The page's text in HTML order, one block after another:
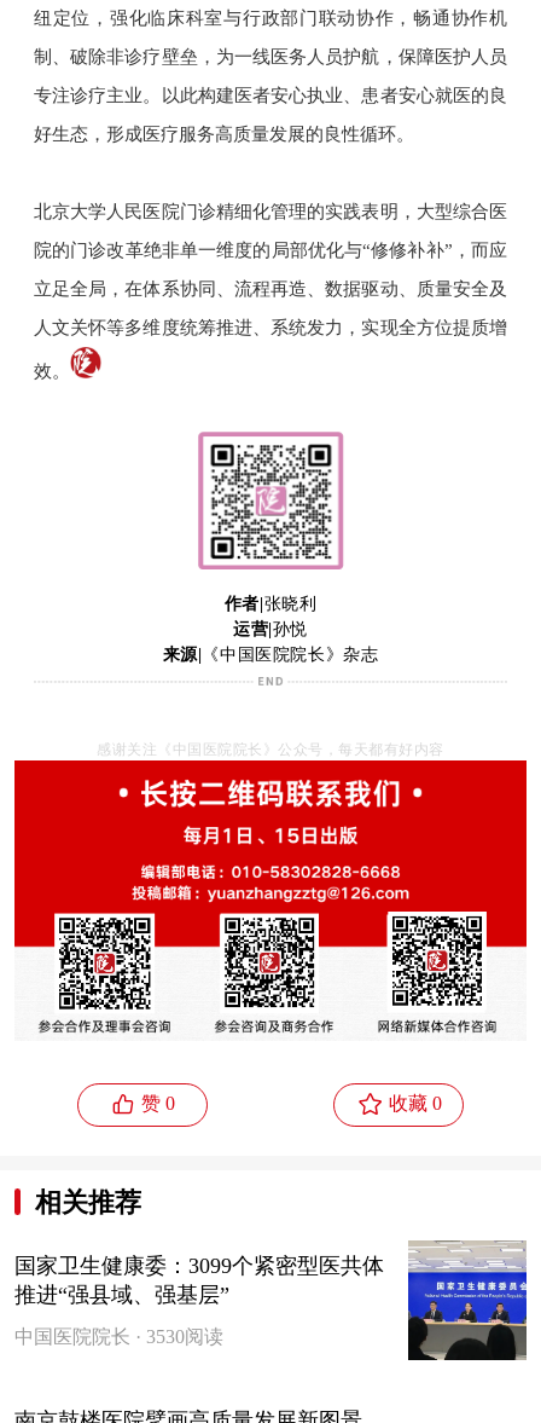
纽定位，强化临床科室与行政部门联动协作，畅通协作机
制、破除非诊疗壁垒，为一线医务人员护航，保障医护人员
专注诊疗主业。以此构建医者安心执业、患者安心就医的良
好生态，形成医疗服务高质量发展的良性循环。
北京大学人民医院门诊精细化管理的实践表明，大型综合医
院的门诊改革绝非单一维度的局部优化与“修修补补”，而应
立足全局，在体系协同、流程再造、数据驱动、质量安全及
人文关怀等多维度统筹推进、系统发力，实现全方位提质增
效。
作者|张晓利
运营|孙悦
来源| 《中国医院院长》杂志
感谢关注《中国医院院长》公众号，每天都有好内容
 赞 0  收藏 0
相关推荐
国家卫生健康委：3099个紧密型医共体
推进“强县域、强基层”
中国医院院长 · 3530阅读